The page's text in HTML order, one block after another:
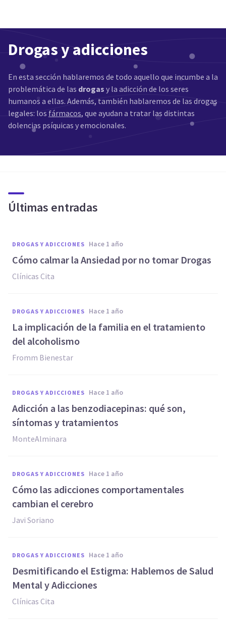
Drogas y adicciones
En esta sección hablaremos de todo aquello que incumbe a la
problemática de las drogas y la adicción de los seres
humanos a ellas. Además, también hablaremos de las drogas
legales: los fármacos, que ayudan a tratar las distintas
dolencias psíquicas y emocionales.
Últimas entradas
DROGAS Y ADICCIONES hace 1 año
Cómo calmar la Ansiedad por no tomar Drogas
Clínicas Cita
DROGAS Y ADICCIONES hace 1 año
La implicación de la familia en el tratamiento
del alcoholismo
Fromm Bienestar
DROGAS Y ADICCIONES hace 1 año
Adicción a las benzodiacepinas: qué son,
síntomas y tratamientos
MonteAlminara
DROGAS Y ADICCIONES hace 1 año
Cómo las adicciones comportamentales
cambian el cerebro
Javi Soriano
DROGAS Y ADICCIONES hace 1 año
Desmitificando el Estigma: Hablemos de Salud
Mental y Adicciones
Clínicas Cita